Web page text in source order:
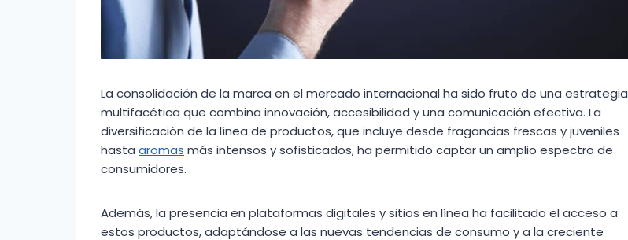
La consolidación de la marca en el mercado internacional ha sido fruto de una estrategia
multifacética que combina innovación, accesibilidad y una comunicación efectiva. La
diversificación de la línea de productos, que incluye desde fragancias frescas y juveniles
hasta aromas más intensos y sofisticados, ha permitido captar un amplio espectro de
consumidores.
Además, la presencia en plataformas digitales y sitios en línea ha facilitado el acceso a
estos productos, adaptándose a las nuevas tendencias de consumo y a la creciente